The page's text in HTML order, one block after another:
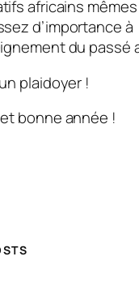
africains
d’importance à
du passé
plaidoyer !
bonne année !